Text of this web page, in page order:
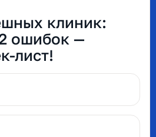
клиник:
ошибок —
лист!